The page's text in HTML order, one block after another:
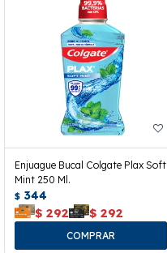
Enjuague Bucal Colgate Plax Soft
Mint 250 Ml.
$ 344
$ 292 $ 292